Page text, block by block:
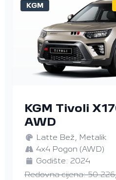
KGM
KGM Tivoli
AWD
Latte Bež, Metalik
4x4 Pogon (AWD)
Godište: 2024
Redovna cijena: